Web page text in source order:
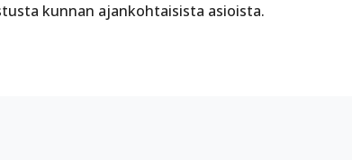
kunnan ajankohtaisista asioista.